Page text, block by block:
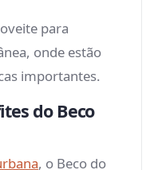
para
onde estão
importantes.
do Beco
, o Beco do